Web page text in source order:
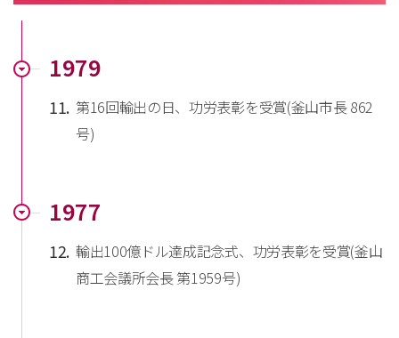
1979
11. 第16回輸出の日、功労表彰を受賞(釜山市長 862
号)
1977
12. 輸出100億ドル達成記念式、功労表彰を受賞(釜山
商工会議所会長 第1959号)